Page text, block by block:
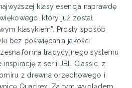
klasy esencja naprawdę
który już został
klasykiem”. Prosty sposób
bez poświęcania jakości
forma tradycyjnego systemu
inspirację z serii JBL Classic, z
z drewna orzechowego i